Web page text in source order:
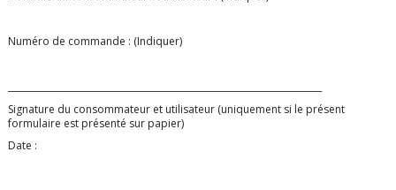
Numéro de commande : (Indiquer)
Signature du consommateur et utilisateur (uniquement si le présent
formulaire est présenté sur papier)
Date :